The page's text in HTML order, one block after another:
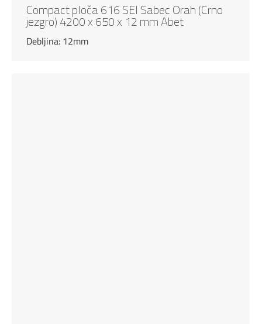
Compact ploča 616 SEI Sabec Orah (Crno
jezgro) 4200 x 650 x 12 mm Abet
Debljina: 12mm